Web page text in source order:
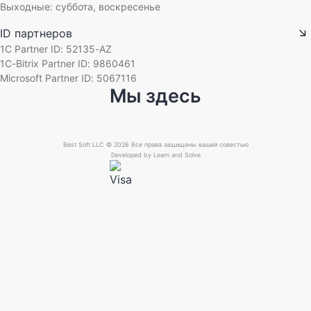
Выходные: суббота, воскресенье
ID партнеров
1C Partner ID: 52135-AZ
1C-Bitrix Partner ID: 9860461
Microsoft Partner ID: 5067116
Мы здесь
Best Soft LLC © 2026 Все права защищены вашей совестью
Developed by Learn and Solve